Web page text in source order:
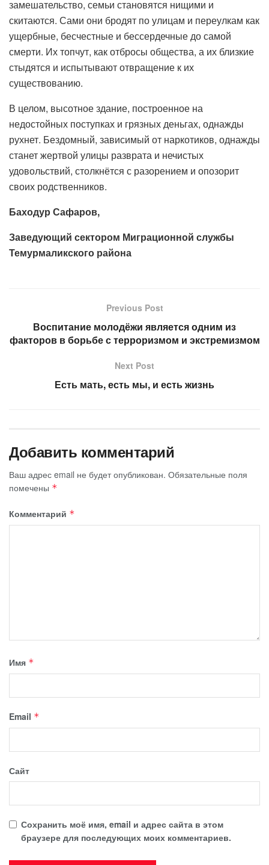
замешательство, семьи становятся нищими и
скитаются. Сами они бродят по улицам и переулкам как
ущербные, бесчестные и бессердечные до самой
смерти. Их топчут, как отбросы общества, а их близкие
стыдятся и испытывают отвращение к их
существованию.
В целом, высотное здание, построенное на
недостойных поступках и грязных деньгах, однажды
рухнет. Бездомный, зависимый от наркотиков, однажды
станет жертвой улицы разврата и нечистых
удовольствий, столкнётся с разорением и опозорит
своих родственников.
Баходур Сафаров,
Заведующий сектором Миграционной службы
Темурмаликского района
Previous Post
Воспитание молодёжи является одним из
факторов в борьбе с терроризмом и экстремизмом
Next Post
Есть мать, есть мы, и есть жизнь
Добавить комментарий
Ваш адрес email не будет опубликован. Обязательные поля
помечены *
Комментарий *
Имя *
Email *
Сайт
Сохранить моё имя, email и адрес сайта в этом
браузере для последующих моих комментариев.